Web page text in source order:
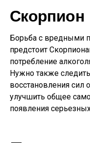
Скорпион
Борьба с вредными
предстоит
потребление
Нужно также
восстановления сил
улучшить общее
появления